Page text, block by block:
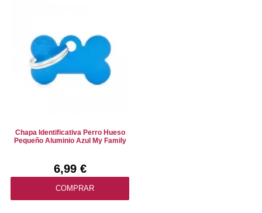
Chapa Identificativa Perro Hueso
Pequeño Aluminio Azul My Family
6,99 €
COMPRAR